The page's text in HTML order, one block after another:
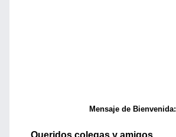
Mensaje de Bienvenida:
Queridos colegas y amigos